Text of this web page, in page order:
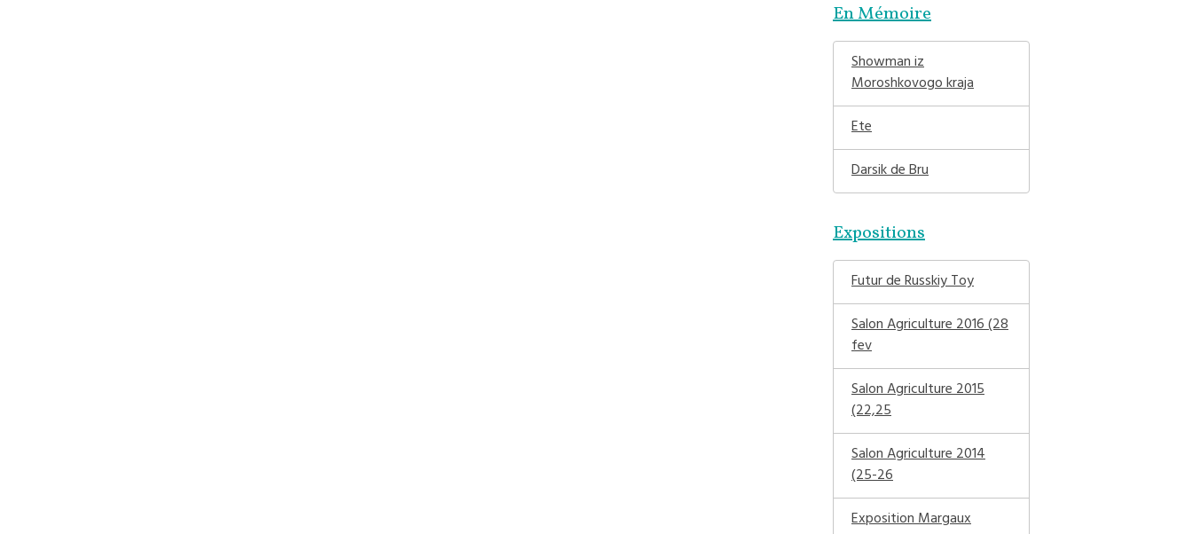
En Mémoire
Showman iz
Moroshkovogo kraja
Ete
Darsik de Bru
Expositions
Futur de Russkiy Toy
Salon Agriculture 2016 (28
fev
Salon Agriculture 2015
(22,25
Salon Agriculture 2014
(25-26
Exposition Margaux